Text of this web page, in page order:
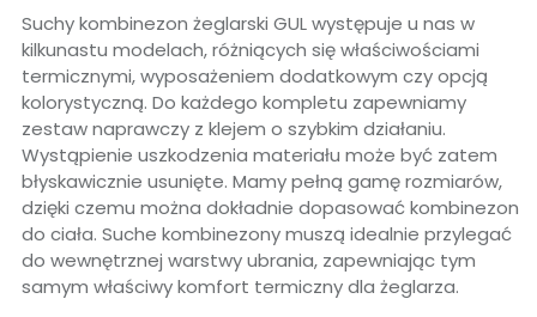
Suchy kombinezon żeglarski GUL występuje u nas w
kilkunastu modelach, różniących się właściwościami
termicznymi, wyposażeniem dodatkowym czy opcją
kolorystyczną. Do każdego kompletu zapewniamy
zestaw naprawczy z klejem o szybkim działaniu.
Wystąpienie uszkodzenia materiału może być zatem
błyskawicznie usunięte. Mamy pełną gamę rozmiarów,
dzięki czemu można dokładnie dopasować kombinezon
do ciała. Suche kombinezony muszą idealnie przylegać
do wewnętrznej warstwy ubrania, zapewniając tym
samym właściwy komfort termiczny dla żeglarza.